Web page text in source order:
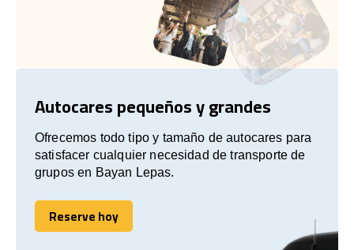
Autocares pequeños y grandes
Ofrecemos todo tipo y tamaño de autocares para
satisfacer cualquier necesidad de transporte de
grupos en Bayan Lepas.
Reserve hoy
Reserve hoy